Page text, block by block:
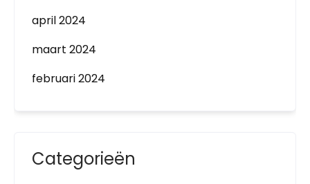
april 2024
maart 2024
februari 2024
Categorieën